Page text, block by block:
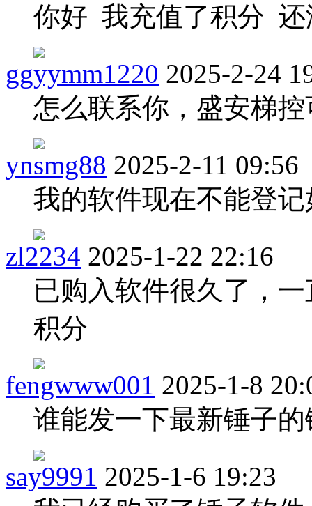
你好 我充值了积分 还
ggyymm1220 2025-2-24
怎么联系你，盛安梯
ynsmg88 2025-2-11 09:56
我的软件现在不能登
zl2234 2025-1-22 22:16
已购入软件很久了，
积分
fengwww001 2025-1-8
谁能发一下最新锤子的
say9991 2025-1-6 19:23